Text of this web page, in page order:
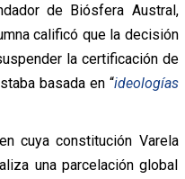
de Biósfera Austral,
calificó que la decisión
la certificación de
basada en “ideologías
cuya constitución Varela
una parcelación global